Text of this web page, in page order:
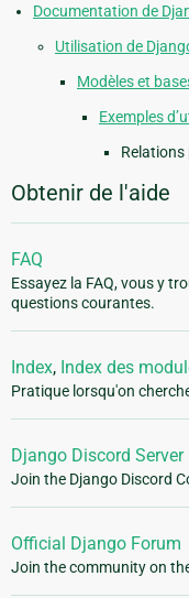
Documentation de
Utilisation de
Modèles et
Exemples
Relations
Obtenir de l'aide
FAQ
Essayez la FAQ, vous y
questions courantes.
Index, Index des
Pratique lorsqu'on
Django Discord Server
Join the Django Discord
Official Django Forum
Join the community on